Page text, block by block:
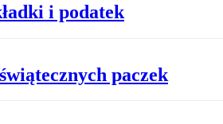
i podatek
paczek